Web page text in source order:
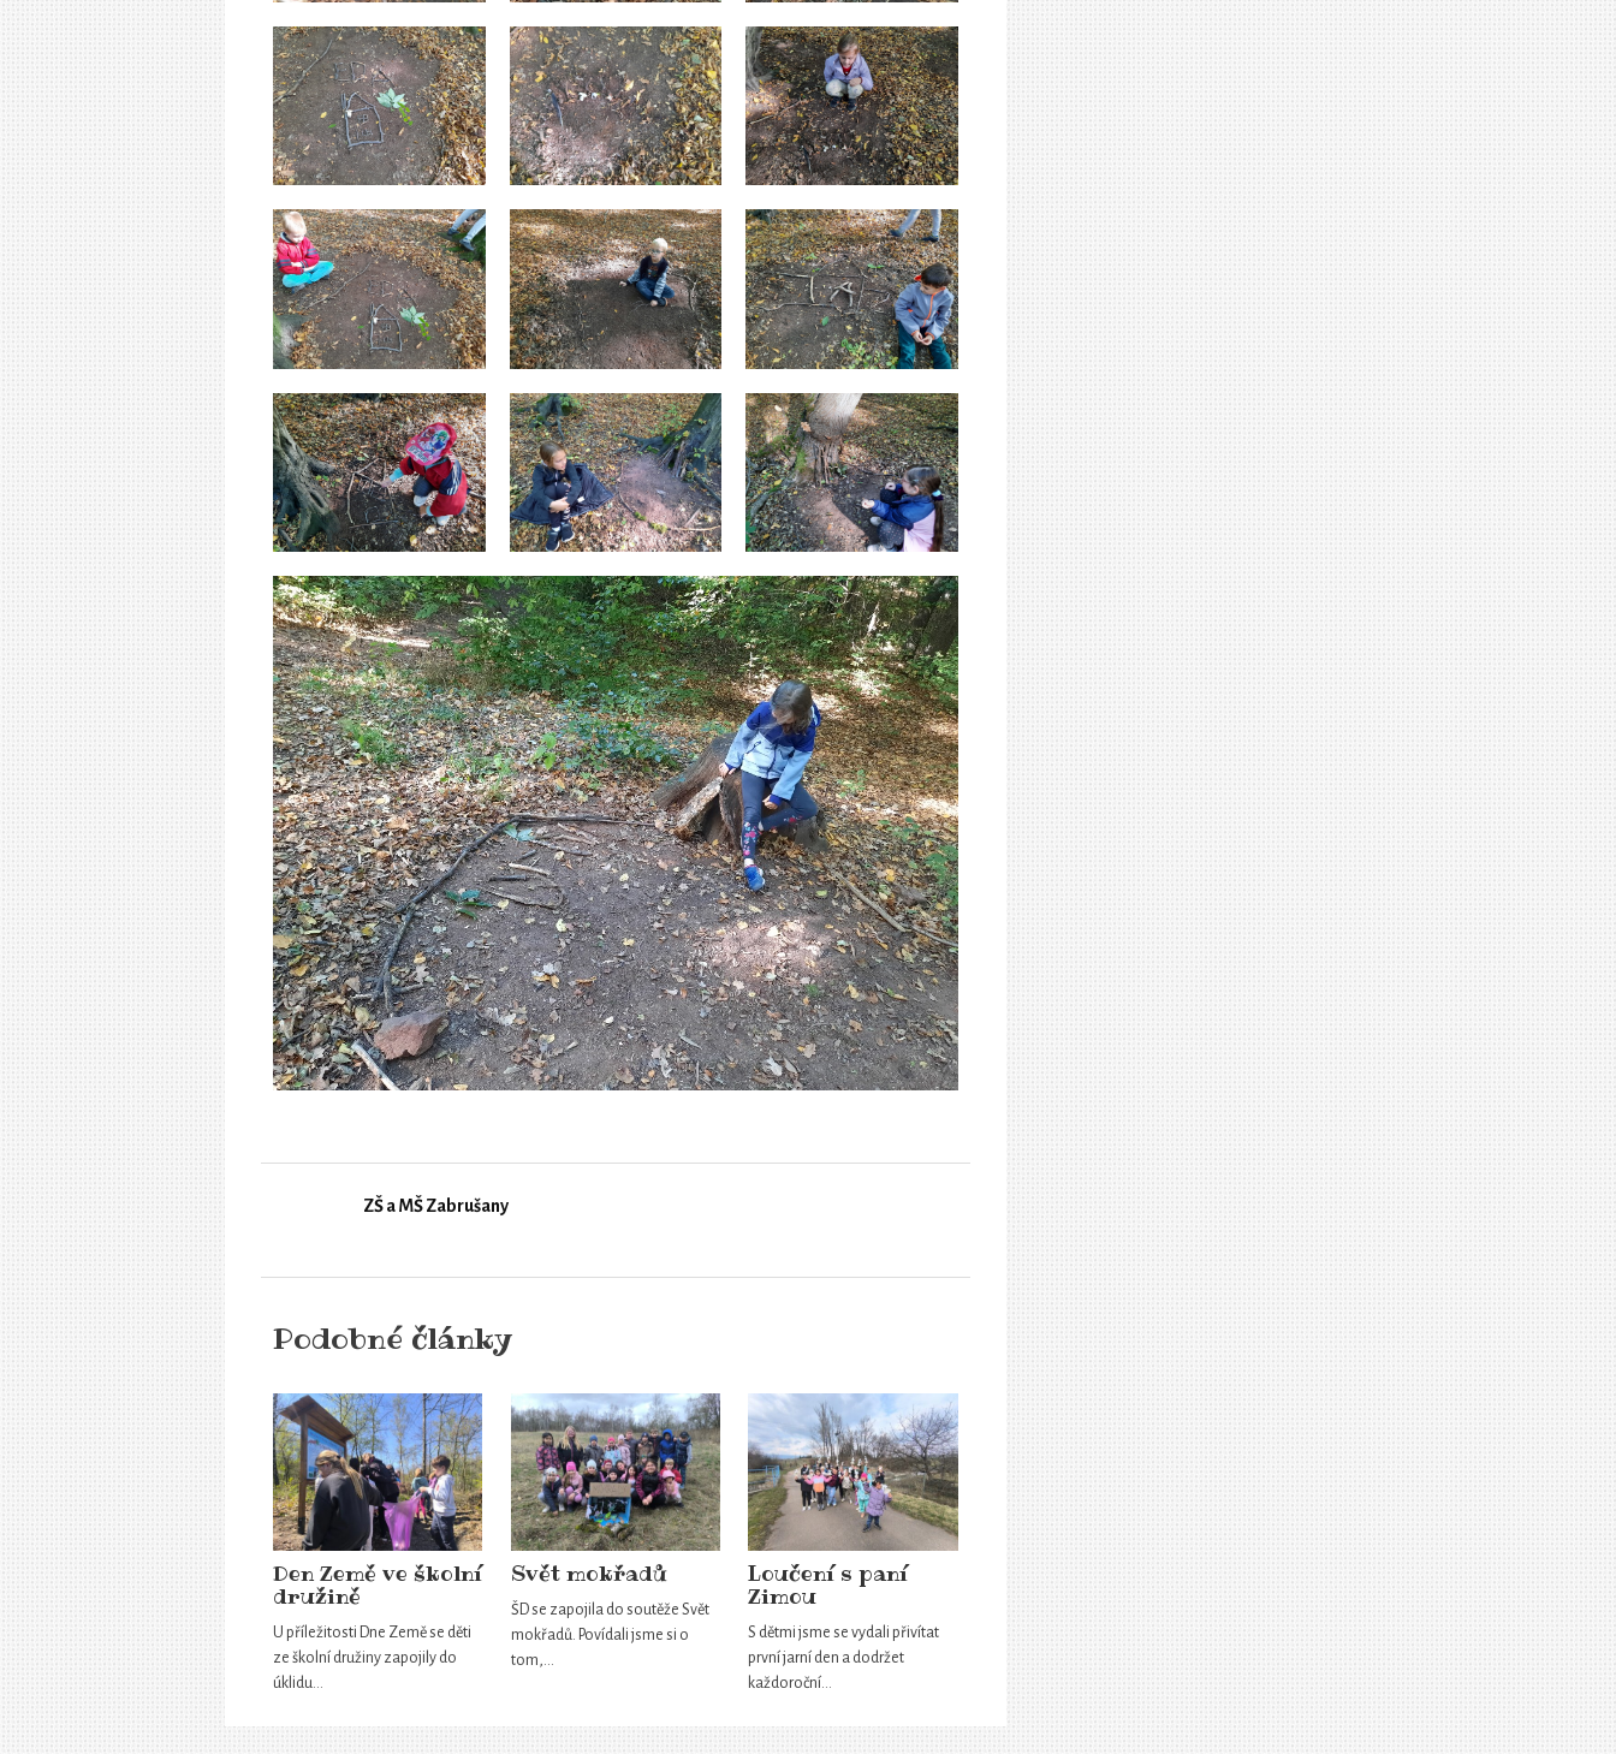
ZŠ a MŠ Zabrušany
Podobné články
Den Země ve školní
družině
U příležitosti Dne Země se děti
ze školní družiny zapojily do
úklidu…
Svět mokřadů
ŠD se zapojila do soutěže Svět
mokřadů. Povídali jsme si o
tom,…
Loučení s paní
Zimou
S dětmi jsme se vydali přivítat
první jarní den a dodržet
každoroční…